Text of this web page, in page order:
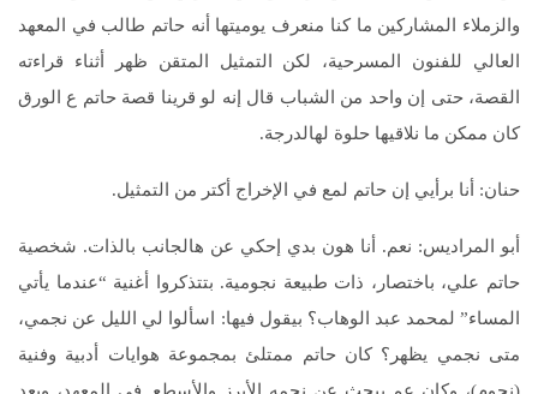
والزملاء المشاركين ما كنا منعرف يوميتها أنه حاتم طالب في المعهد
العالي للفنون المسرحية، لكن التمثيل المتقن ظهر أثناء قراءته
القصة، حتى إن واحد من الشباب قال إنه لو قرينا قصة حاتم ع الورق
كان ممكن ما نلاقيها حلوة لهالدرجة.
حنان: أنا برأيي إن حاتم لمع في الإخراج أكتر من التمثيل.
أبو المراديس: نعم. أنا هون بدي إحكي عن هالجانب بالذات. شخصية
حاتم علي، باختصار، ذات طبيعة نجومية. بتتذكروا أغنية “عندما يأتي
المساء” لمحمد عبد الوهاب؟ بيقول فيها: اسألوا لي الليل عن نجمي،
متى نجمي يظهر؟ كان حاتم ممتلئ بمجموعة هوايات أدبية وفنية
(نجوم)، وكان عم يبحث عن نجمه الأبرز والأسطع. في المعهد، وبعد